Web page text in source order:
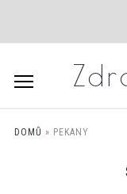
DOMŮ » PEKANY